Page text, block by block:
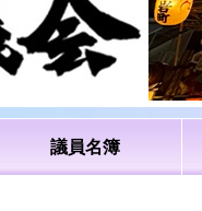
議員名簿